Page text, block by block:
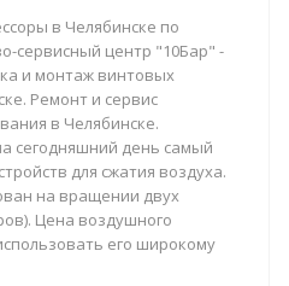
в Челябинске по
сервисный центр "10Бар" -
и монтаж винтовых
Ремонт и сервис
в Челябинске.
сегодняшний день самый
для сжатия воздуха.
на вращении двух
Цена воздушного
его широкому